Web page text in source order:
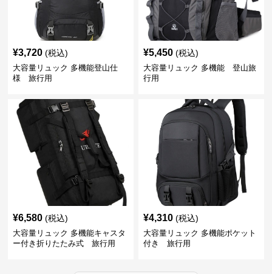
¥3,720 (税込)
大容量リュック 多機能登山仕
様 旅行用
¥5,450 (税込)
大容量リュック 多機能 登山旅
行用
¥6,580 (税込)
大容量リュック 多機能キャスタ
ー付き折りたたみ式 旅行用
¥4,310 (税込)
大容量リュック 多機能ポケット
付き 旅行用